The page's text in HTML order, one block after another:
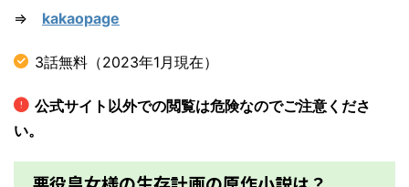
⇒ kakaopage
3話無料（2023年1月現在）
公式サイト以外での閲覧は危険なのでご注意くださ
い。